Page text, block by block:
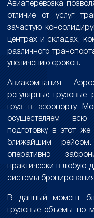
Авиаперевозка
отличие от услуг
зачастую
центрах и складах,
различного
увеличению сроков.
Авиакомпания
регулярные грузовые
груз в аэропорту
осуществляем всю
подготовку в этот
ближайшим
оперативно
практически в любую
системы
В данный момент
грузовые объемы по